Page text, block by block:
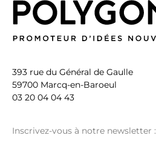
393 rue du Général de Gaulle
59700 Marcq-en-Baroeul
03 20 04 04 43
Inscrivez-vous à notre newsletter :